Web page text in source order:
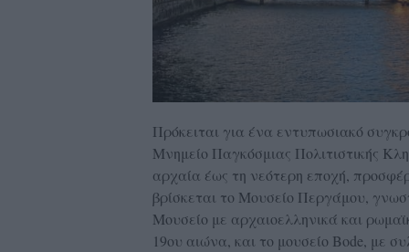
Πρόκειται για ένα εντυπωσιακό
Μνημείο Παγκόσμιας Πολιτιστικής
αρχαία έως τη νεότερη εποχή,
βρίσκεται το Μουσείο Περγάμου,
Μουσείο με αρχαιοελληνικά και
19ου αιώνα, και το μουσείο Bode, με